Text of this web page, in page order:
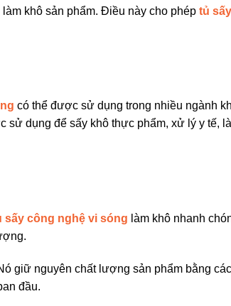
khô sản phẩm. Điều này cho phép tủ
có thể được sử dụng trong nhiều ngành
sử dụng để sấy khô thực phẩm, xử lý y tế,
sấy công nghệ vi sóng làm khô nhanh
giữ nguyên chất lượng sản phẩm bằng
đầu.